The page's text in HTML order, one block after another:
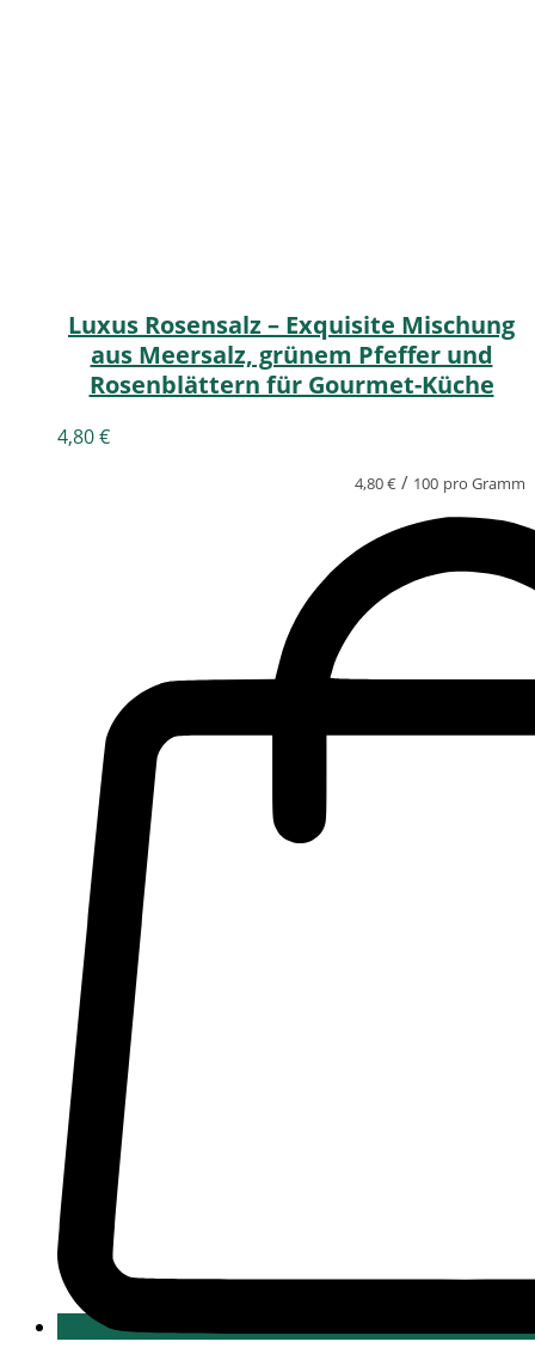
Luxus Rosensalz – Exquisite Mischung
aus Meersalz, grünem Pfeffer und
Rosenblättern für Gourmet-Küche
4,80€
4,80€ / 100 pro Gramm